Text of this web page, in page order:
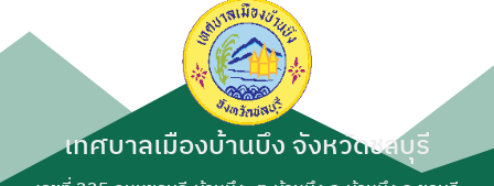
เทศบาลเมืองบ้านบึง จังหวัดชลบุรี